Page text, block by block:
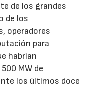
de los grandes
de los
operadores
para
habrían
MW de
los últimos doce